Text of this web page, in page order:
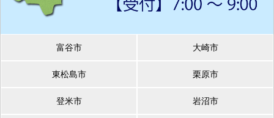
富谷市 大崎市
東松島市 栗原市
登米市 岩沼市